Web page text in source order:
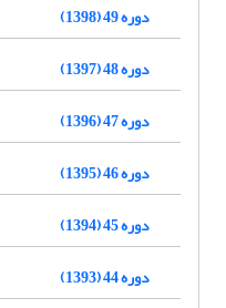
دوره 49 (1398)
دوره 48 (1397)
دوره 47 (1396)
دوره 46 (1395)
دوره 45 (1394)
دوره 44 (1393)